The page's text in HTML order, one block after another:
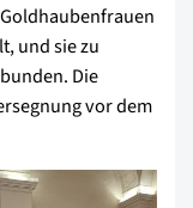
und sie zu
Die
vor dem